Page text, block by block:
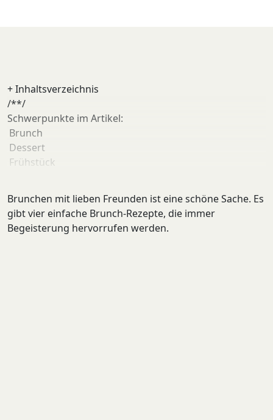
+Inhaltsverzeichnis
/**/
Schwerpunkte im Artikel:
Brunch
Dessert
Frühstück
Muffins
Porridge
Brunchen mit lieben Freunden ist eine schöne Sache. Es
gibt vier einfache Brunch-Rezepte, die immer
Begeisterung hervorrufen werden.